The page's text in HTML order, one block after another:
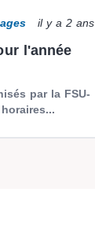
il y a 2 ans
l'année
par la FSU-